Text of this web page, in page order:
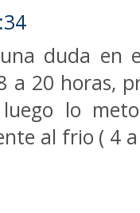
duda en
a 20 horas,
luego lo
al frio ( 4